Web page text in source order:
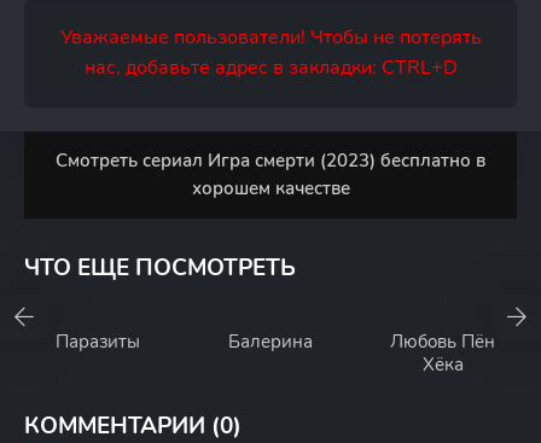
Уважаемые пользователи! Чтобы не потерять
нас, добавьте адрес в закладки: CTRL+D
Смотреть сериал Игра смерти (2023) бесплатно в
хорошем качестве
ЧТО ЕЩЕ ПОСМОТРЕТЬ
Паразиты Балерина
Любовь Пён
Хёка
КОММЕНТАРИИ (0)